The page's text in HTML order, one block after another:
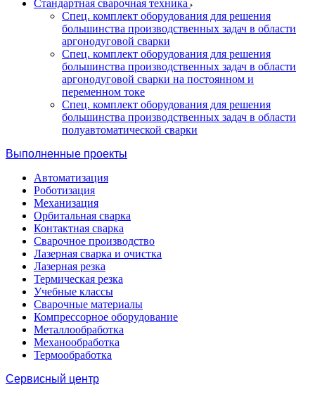
Стандартная сварочная техника
Спец. комплект оборудования для решения
большинства производственных задач в области
аргонодуговой сварки
Спец. комплект оборудования для решения
большинства производственных задач в области
аргонодуговой сварки на постоянном и
переменном токе
Спец. комплект оборудования для решения
большинства производственных задач в области
полуавтоматической сварки
Выполненные проекты
Автоматизация
Роботизация
Механизация
Орбитальная сварка
Контактная сварка
Сварочное производство
Лазерная сварка и очистка
Лазерная резка
Термическая резка
Учебные классы
Сварочные материалы
Компрессорное оборудование
Металлообработка
Механообработка
Термообработка
Сервисный центр